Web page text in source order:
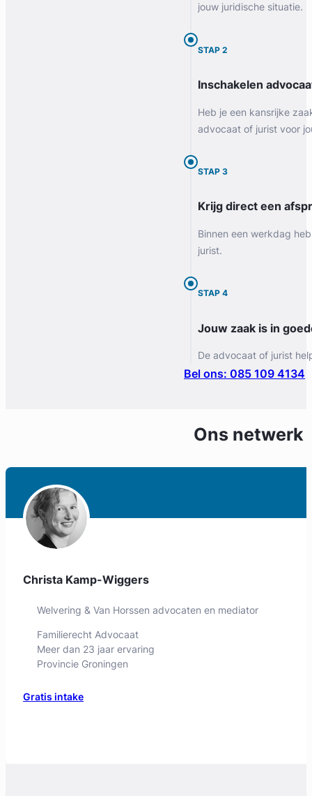
jouw juridische situatie.
STAP 2
Inschakelen
Heb je een kansrijke
advocaat of jurist voor
STAP 3
Krijg direct een
Binnen een werkdag
jurist.
STAP 4
Jouw zaak is in
De advocaat of jurist
Bel ons: 085 109 4134
Ons netwerk